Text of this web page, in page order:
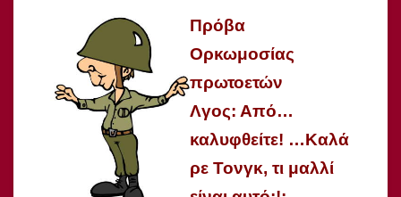
Πρόβα
Ορκωμοσίας
πρωτοετών
Λγος: Από…
καλυφθείτε! …Καλά
ρε Τονγκ, τι μαλλί